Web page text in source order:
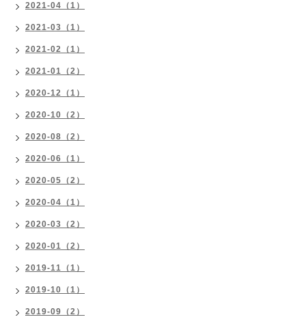
2021-04（1）
2021-03（1）
2021-02（1）
2021-01（2）
2020-12（1）
2020-10（2）
2020-08（2）
2020-06（1）
2020-05（2）
2020-04（1）
2020-03（2）
2020-01（2）
2019-11（1）
2019-10（1）
2019-09（2）